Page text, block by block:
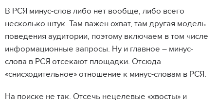
В РСЯ минус-слов либо нет вообще, либо всего
несколько штук. Там важен охват, там другая модель
поведения аудитории, поэтому включаем в том числе
информационные запросы. Ну и главное – минус-
слова в РСЯ отсекают площадки. Отсюда
«снисходительное» отношение к минус-словам в РСЯ.
На поиске не так. Отсечь нецелевые «хвосты» и